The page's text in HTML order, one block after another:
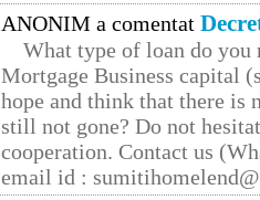
ANONIM a comentat
What type of loan do you
Mortgage Business capital
hope and think that there is
still not gone? Do not
cooperation. Contact us
email id :